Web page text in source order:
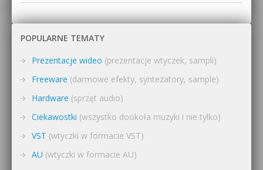
POPULARNE TEMATY
Prezentacje wideo (prezentacje wtyczek, sampli)
Freeware (darmowe efekty, syntezatory, sample)
Hardware (sprzęt audio)
Ciekawostki (wszystko dookoła muzyki i nie tylko)
VST (wtyczki w formacie VST)
AU (wtyczki w formacie AU)